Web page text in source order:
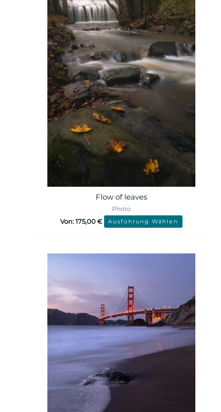
Flow of leaves
Photo
Von:175,00€ Ausführung Wählen